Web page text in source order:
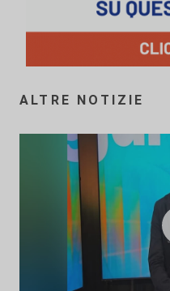
ALTRE NOTIZIE